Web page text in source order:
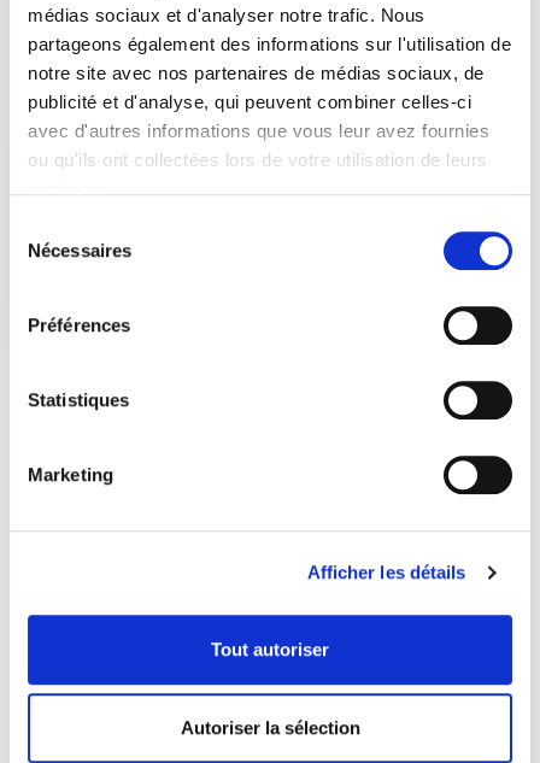
médias sociaux et d'analyser notre trafic. Nous
partageons également des informations sur l'utilisation de
notre site avec nos partenaires de médias sociaux, de
publicité et d'analyse, qui peuvent combiner celles-ci
avec d'autres informations que vous leur avez fournies
ou qu'ils ont collectées lors de votre utilisation de leurs
Nécessaires
Préférences
Statistiques
Marketing
Afficher les détails
Tout autoriser
Autoriser la sélection